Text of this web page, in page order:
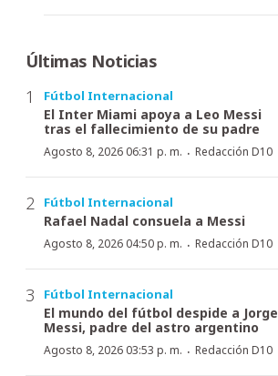
Últimas Noticias
Fútbol Internacional
El Inter Miami apoya a Leo Messi
tras el fallecimiento de su padre
Agosto 8, 2026 06:31 p. m. · Redacción D10
Fútbol Internacional
Rafael Nadal consuela a Messi
Agosto 8, 2026 04:50 p. m. · Redacción D10
Fútbol Internacional
El mundo del fútbol despide a Jorge
Messi, padre del astro argentino
Agosto 8, 2026 03:53 p. m. · Redacción D10